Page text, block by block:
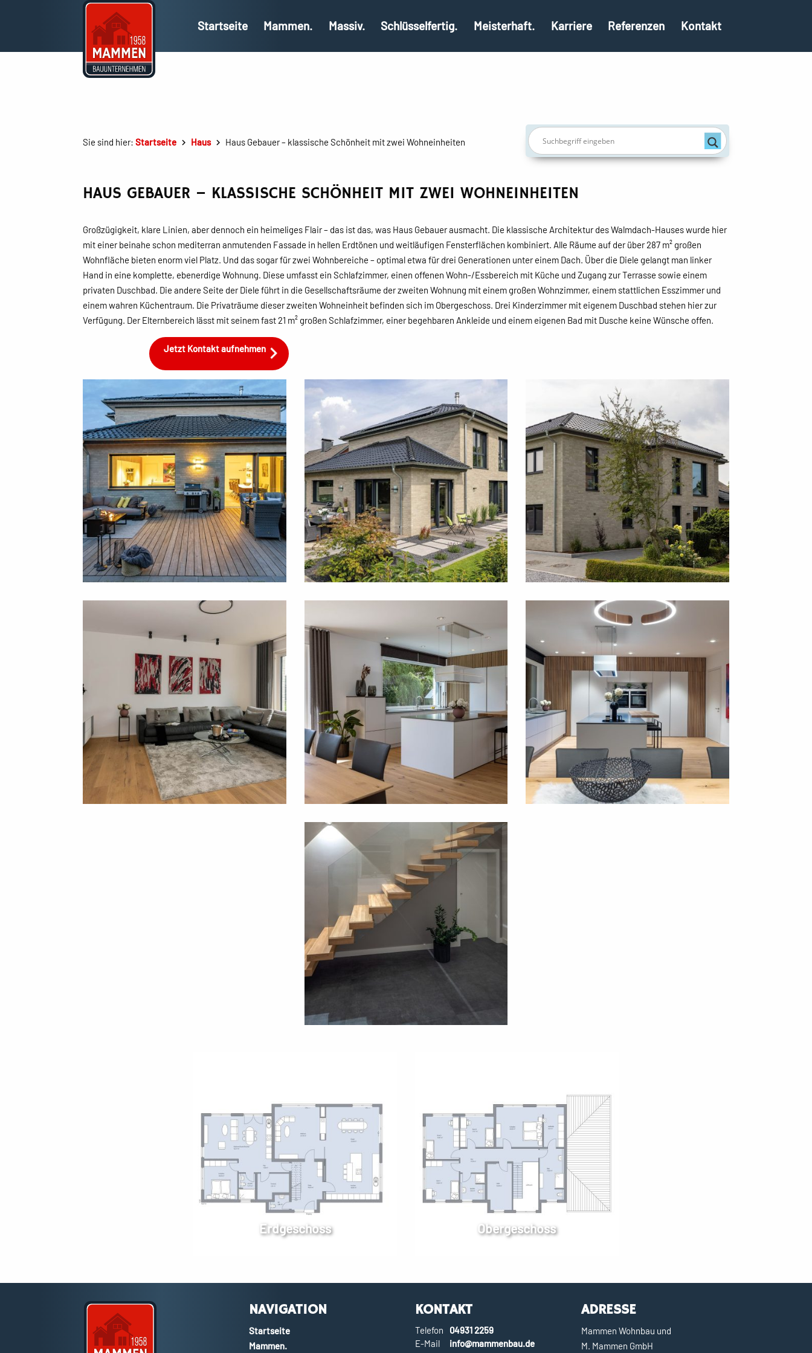
Startseite Mammen. Massiv. Schlüsselfertig. Meisterhaft. Karriere Referenzen Kontakt
Sie sind hier: Startseite Haus Haus Gebauer – klassische Schönheit mit zwei Wohneinheiten
HAUS GEBAUER – KLASSISCHE SCHÖNHEIT MIT ZWEI WOHNEINHEITEN
Großzügigkeit, klare Linien, aber dennoch ein heimeliges Flair – das ist das, was Haus Gebauer ausmacht. Die klassische Architektur des Walmdach-Hauses wurde hier
mit einer beinahe schon mediterran anmutenden Fassade in hellen Erdtönen und weitläufigen Fensterflächen kombiniert. Alle Räume auf der über 287 m² großen
Wohnfläche bieten enorm viel Platz. Und das sogar für zwei Wohnbereiche – optimal etwa für drei Generationen unter einem Dach. Über die Diele gelangt man linker
Hand in eine komplette, ebenerdige Wohnung. Diese umfasst ein Schlafzimmer, einen offenen Wohn-/Essbereich mit Küche und Zugang zur Terrasse sowie einem
privaten Duschbad. Die andere Seite der Diele führt in die Gesellschaftsräume der zweiten Wohnung mit einem großen Wohnzimmer, einem stattlichen Esszimmer und
einem wahren Küchentraum. Die Privaträume dieser zweiten Wohneinheit befinden sich im Obergeschoss. Drei Kinderzimmer mit eigenem Duschbad stehen hier zur
Verfügung. Der Elternbereich lässt mit seinem fast 21 m² großen Schlafzimmer, einer begehbaren Ankleide und einem eigenen Bad mit Dusche keine Wünsche offen.
Jetzt Kontakt aufnehmen
Erdgeschoss Obergeschoss
NAVIGATION
Startseite
Mammen.
KONTAKT
Telefon
04931 2259
E-Mail
info@mammenbau.de
ADRESSE
Mammen Wohnbau und
M. Mammen GmbH